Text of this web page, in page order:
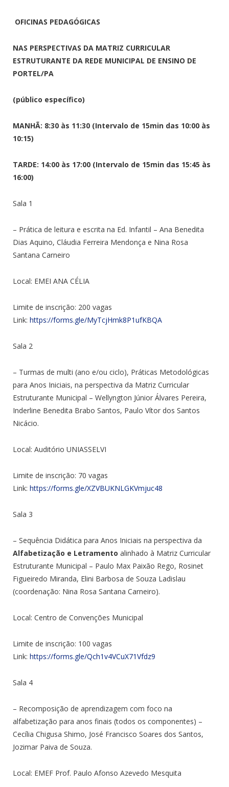
OFICINAS PEDAGÓGICAS
NAS PERSPECTIVAS DA MATRIZ CURRICULAR
ESTRUTURANTE DA REDE MUNICIPAL DE ENSINO DE
PORTEL/PA
(público específico)
MANHÃ: 8:30 às 11:30 (Intervalo de 15min das 10:00 às
10:15)
TARDE: 14:00 às 17:00 (Intervalo de 15min das 15:45 às
16:00)
Sala 1
– Prática de leitura e escrita na Ed. Infantil – Ana Benedita
Dias Aquino, Cláudia Ferreira Mendonça e Nina Rosa
Santana Carneiro
Local: EMEI ANA CÉLIA
Limite de inscrição: 200 vagas
Link: https://forms.gle/MyTcjHmk8P1ufKBQA
Sala 2
– Turmas de multi (ano e/ou ciclo), Práticas Metodológicas
para Anos Iniciais, na perspectiva da Matriz Curricular
Estruturante Municipal – Wellyngton Júnior Álvares Pereira,
Inderline Benedita Brabo Santos, Paulo Vítor dos Santos
Nicácio.
Local: Auditório UNIASSELVI
Limite de inscrição: 70 vagas
Link: https://forms.gle/XZVBUKNLGKVmjuc48
Sala 3
– Sequência Didática para Anos Iniciais na perspectiva da
Alfabetização e Letramento alinhado à Matriz Curricular
Estruturante Municipal – Paulo Max Paixão Rego, Rosinet
Figueiredo Miranda, Elini Barbosa de Souza Ladislau
(coordenação: Nina Rosa Santana Carneiro).
Local: Centro de Convenções Municipal
Limite de inscrição: 100 vagas
Link: https://forms.gle/Qch1v4VCuX71Vfdz9
Sala 4
– Recomposição de aprendizagem com foco na
alfabetização para anos finais (todos os componentes) –
Cecília Chigusa Shimo, José Francisco Soares dos Santos,
Jozimar Paiva de Souza.
Local: EMEF Prof. Paulo Afonso Azevedo Mesquita